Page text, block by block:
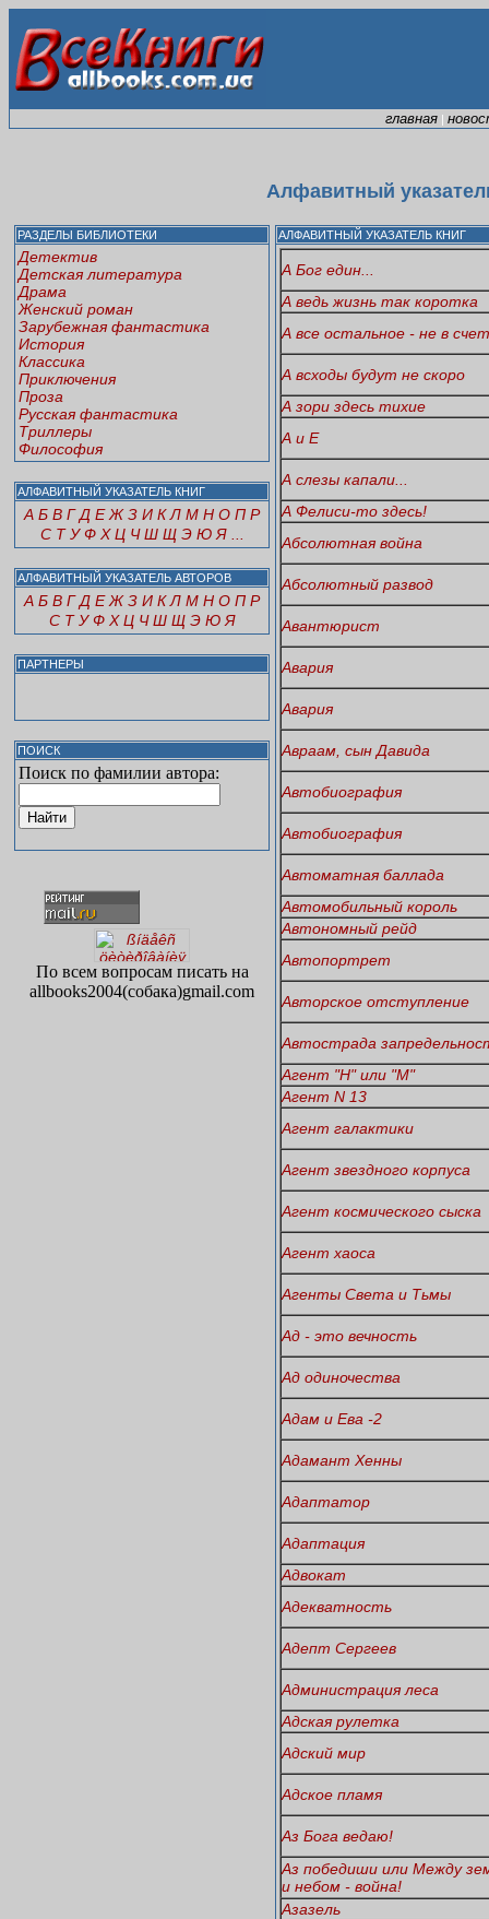
главная |
Алфавитный
РАЗДЕЛЫ БИБЛИОТЕКИ
Детектив
Детская литература
Драма
Женский роман
Зарубежная фантастика
История
Классика
Приключения
Проза
Русская фантастика
Триллеры
Философия
АЛФАВИТНЫЙ УКАЗАТЕЛЬ КНИГ
А Б В Г Д Е Ж З И К Л М Н О П Р
С Т У Ф Х Ц Ч Ш Щ Э Ю Я
АЛФАВИТНЫЙ УКАЗАТЕЛЬ АВТОРОВ
А Б В Г Д Е Ж З И К Л М Н О П Р
С Т У Ф Х Ц Ч Ш Щ Э Ю Я
ПАРТНЕРЫ
ПОИСК
Поиск по фамилии автора:
По всем вопросам писать на
allbooks2004(собака)gmail.com
АЛФАВИТНЫЙ УКАЗАТЕЛЬ КНИГ
А Бог един...
А ведь жизнь так коротка
А все остальное - не в счет
А всходы будут не скоро
А зори здесь тихие
А и Е
А слезы капали...
А Фелиси-то здесь!
Абсолютная война
Абсолютный развод
Авантюрист
Авария
Авария
Авраам, сын Давида
Автобиография
Автобиография
Автоматная баллада
Автомобильный король
Автономный рейд
Автопортрет
Авторское отступление
Автострада
Агент "Н" или "М"
Агент N 13
Агент галактики
Агент звездного корпуса
Агент космического сыска
Агент хаоса
Агенты Света и Тьмы
Ад - это вечность
Ад одиночества
Адам и Ева -2
Адамант Хенны
Адаптатор
Адаптация
Адвокат
Адекватность
Адепт Сергеев
Администрация леса
Адская рулетка
Адский мир
Адское пламя
Аз Бога ведаю!
Аз победиши или Между
и небом - война!
Азазель